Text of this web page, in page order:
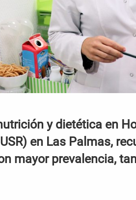
y dietética en
en Las Palmas,
mayor prevalencia,